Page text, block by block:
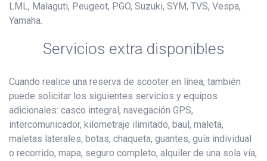
LML, Malaguti, Peugeot, PGO, Suzuki, SYM, TVS, Vespa,
Yamaha.
Servicios extra disponibles
Cuando realice una reserva de scooter en línea, también
puede solicitar los siguientes servicios y equipos
adicionales: casco integral, navegación GPS,
intercomunicador, kilometraje ilimitado, baul, maleta,
maletas laterales, botas, chaqueta, guantes, guía individual
o recorrido, mapa, seguro completo, alquiler de una sola vía,